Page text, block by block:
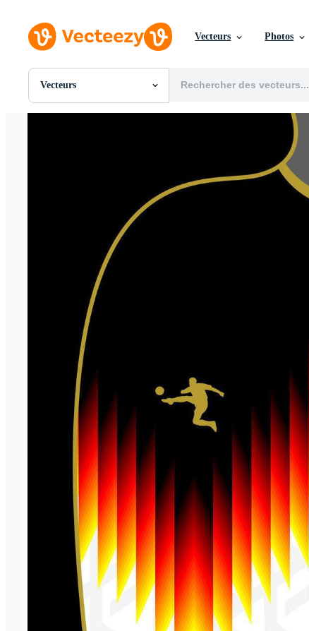
Vecteurs Photos
Vecteurs
Toutes Images
Motion graphics
Images Éditoriales
Événements Éditoriaux